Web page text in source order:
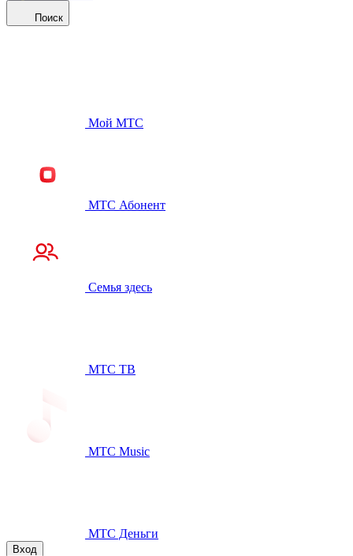
Поиск
Мой МТС
МТС Абонент
Семья здесь
МТС ТВ
МТС Music
МТС Деньги
Вход